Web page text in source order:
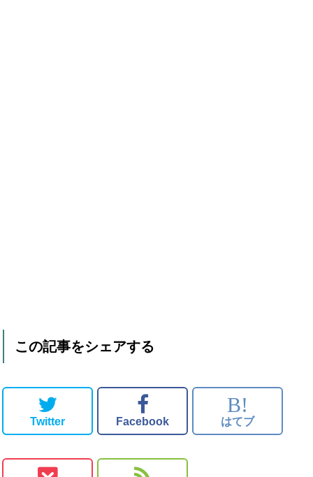
この記事をシェアする
Twitter Facebook
B!
はてブ